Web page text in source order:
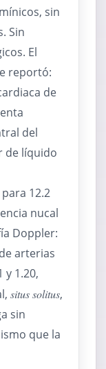
sin
Sin
El
reportó:
de
del
de líquido
12.2
nucal
Doppler:
arterias
y 1.20,
situs solitus,
sin
que la